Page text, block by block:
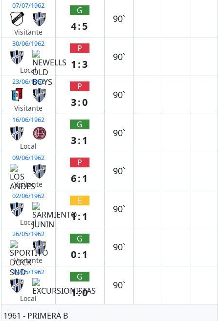
07/07/1962
Visitante
G
4:5
90`
30/06/1962
Local
P
1:3
90`
23/06/1962
Visitante
P
3:0
90`
16/06/1962
Local
G
3:1
90`
09/06/1962
Visitante
P
6:1
90`
02/06/1962
Local
E
1:1
90`
26/05/1962
Visitante
G
0:1
90`
19/05/1962
Local
G
1:0
90`
1961 - PRIMERA B